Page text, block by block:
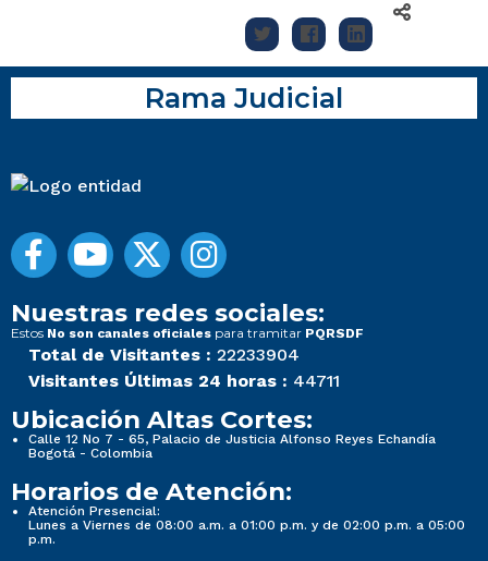
Rama Judicial
Nuestras redes sociales:
Estos No son canales oficiales para tramitar PQRSDF
Total de Visitantes : 22233904
Visitantes Últimas 24 horas : 44711
Ubicación Altas Cortes:
Calle 12 No 7 - 65, Palacio de Justicia Alfonso Reyes Echandía
Bogotá - Colombia
Horarios de Atención:
Atención Presencial:
Lunes a Viernes de 08:00 a.m. a 01:00 p.m. y de 02:00 p.m. a 05:00
p.m.